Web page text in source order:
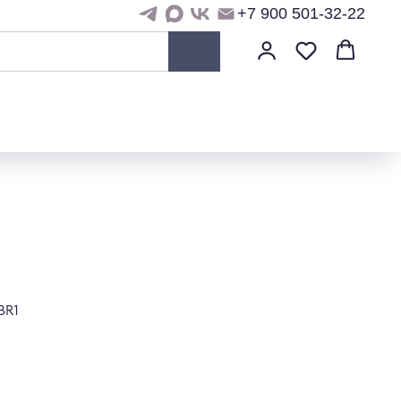
+7 900 501-32-22